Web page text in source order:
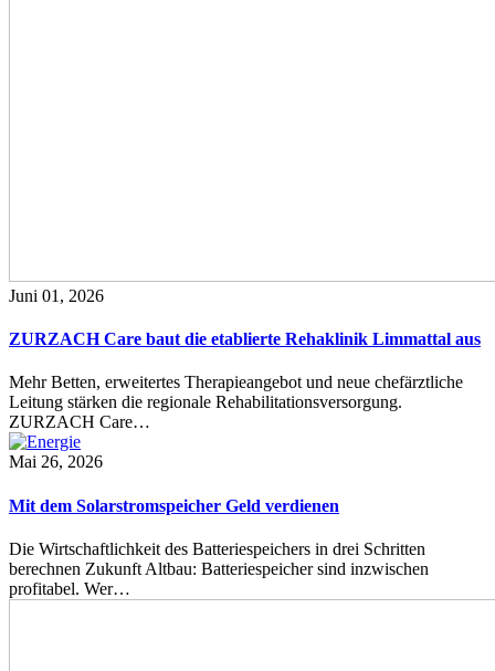
Juni 01, 2026
ZURZACH Care baut die etablierte Rehaklinik Limmattal aus
Mehr Betten, erweitertes Therapieangebot und neue chefärztliche
Leitung stärken die regionale Rehabilitationsversorgung.
ZURZACH Care…
Mai 26, 2026
Mit dem Solarstromspeicher Geld verdienen
Die Wirtschaftlichkeit des Batteriespeichers in drei Schritten
berechnen Zukunft Altbau: Batteriespeicher sind inzwischen
profitabel. Wer…